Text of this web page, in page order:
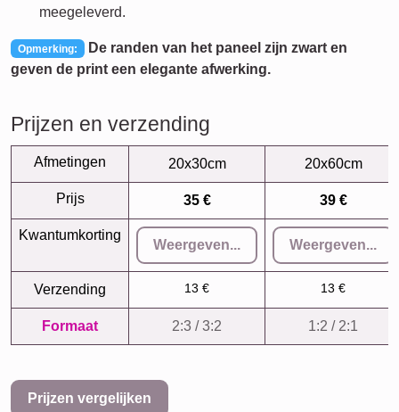
meegeleverd.
Opmerking:
De randen van het paneel zijn zwart en
geven de print een elegante afwerking.
Prijzen en verzending
Afmetingen 20x30cm 20x60cm
Prijs 35 € 39 €
Kwantumkorting
Weergeven... Weergeven...
Verzending 13 € 13 €
Formaat 2:3 / 3:2 1:2 / 2:1
Prijzen vergelijken